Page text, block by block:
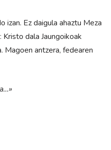
Ez daigula ahaztu Meza
dala Jaungoikoak
Magoen antzera, fedearen